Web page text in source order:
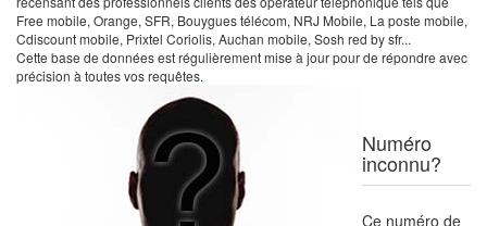
Free mobile, Orange, SFR, Bouygues télécom, NRJ Mobile, La poste mobile,
Cdiscount mobile, Prixtel Coriolis, Auchan mobile, Sosh red by sfr...
Cette base de données est régulièrement mise à jour pour de répondre avec
précision à toutes vos requêtes.
Numéro
inconnu?
Ce numéro de